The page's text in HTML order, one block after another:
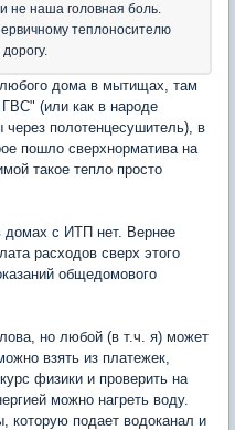
не наша головная боль.
теплоносителю
дома в мытищах, там
ГВС" (или как в народе
через полотенцесушитель), в
пошло сверхнорматива на
такое тепло просто
домах с ИТП нет. Вернее
расходов сверх этого
общедомового
но любой (в т.ч. я) может
взять из платежек,
физики и проверить на
можно нагреть воду.
которую подает водоканал и